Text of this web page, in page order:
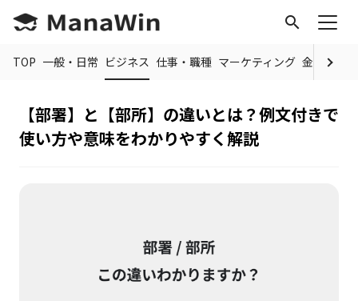
search
TOP 一般・日常 ビジネス 仕事・職種 マーケティング 金融 制度
【部署】と【部所】の違いとは？例文付きで
使い方や意味をわかりやすく解説